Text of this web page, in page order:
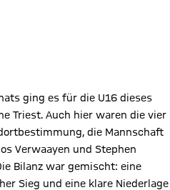
ging es für die U16 dieses
Triest. Auch hier waren die vier
die Mannschaft
Verwaayen und Stephen
Bilanz war gemischt: eine
Sieg und eine klare Niederlage